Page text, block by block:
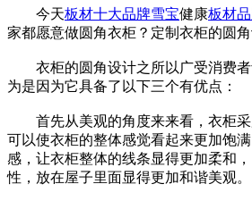
今天板材十大品牌雪宝健康板材
家都愿意做圆角衣柜？定制衣柜的圆
衣柜的圆角设计之所以广受消费者
为是因为它具备了以下三个有优点：
首先从美观的角度来来看，衣柜采
可以使衣柜的整体感觉看起来更加饱
感，让衣柜整体的线条显得更加柔和
性，放在屋子里面显得更加和谐美观。